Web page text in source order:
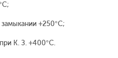
+250°С;
К. З. +400°С.